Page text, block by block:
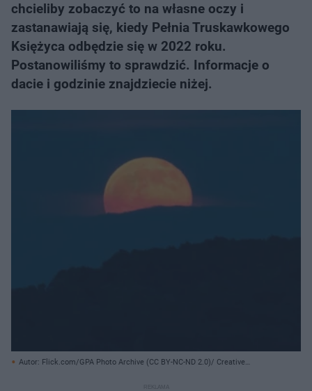
chcieliby zobaczyć to na własne oczy i
zastanawiają się, kiedy Pełnia Truskawkowego
Księżyca odbędzie się w 2022 roku.
Postanowiliśmy to sprawdzić. Informacje o
dacie i godzinie znajdziecie niżej.
Autor: Flick.com/GPA Photo Archive (CC BY-NC-ND 2.0)/ Creative